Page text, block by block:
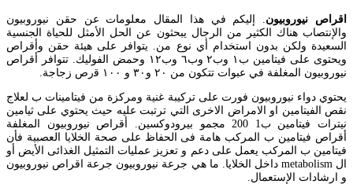
اقراص نيوروبيون . إليكم في هذا المقال معلومات عن حقن نيوروبيون
والإنتصاب هناك الكثير من الرجال يبحثون عن الحل الأمثل للحياة الجنسية
السعيدة ولكن بدون استخدام أي نوع من. يتوافر على هيئة حقن وأقراص
ويحتوى على فيتامين ب١ وب٢ وب٦ وب١٢ وحمض الفوليك. تتوافر أقراص
نيوروبيون المغلفة في عبوات تتكون من ٢٠ و٣٠ و ١٠٠ ﻗرص زجاجة.
يحتوي دواء نيوروبيون فورت على تركيبة غنية ومركزة من فيتامينات ب لعلاج
نقص الفيتامين او الامراض الاخرى التي ترتبت عليه حيث يحتوي على ثيامين
نيترات فيتامين ب1 200 مجمو بيرودوكسين. أقراص نيوروبيون المغلفة
أقراص فيتامين ب المركب هامة فى الحفاظ على صحة الخلايا العصبية فأن
فيتامين ب المركب يعمل على دعم و تعزيز عمليات التمثيل الغذائى الأيض أو
ال metabolism داخل الخلايا. ما هي جرعة نيوروبيون جرعة اقراص نيوروبيون
و ارشادات الإستعمال.